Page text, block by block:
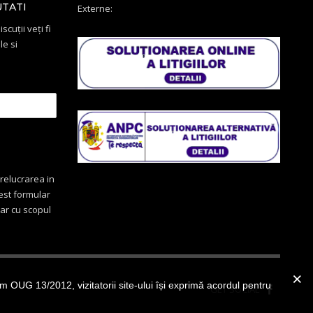
veți fi
si
in
formular
cu scopul
Externe:
GET SOCIAL
OUG 13/2012, vizitatorii site-ului își exprimă acordul pentru